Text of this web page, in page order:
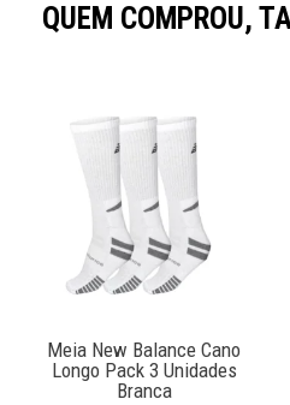
QUEM COMPROU,
Meia New Balance Cano
Longo Pack 3 Unidades
Branca